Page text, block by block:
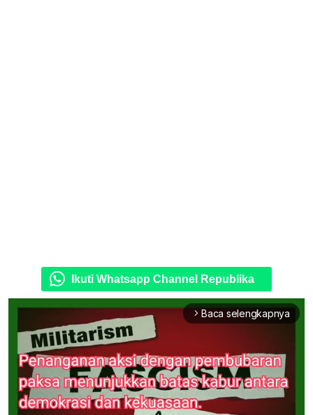
Ikuti Whatsapp Channel Republika
arrow_forward_ios Baca selengkapnya